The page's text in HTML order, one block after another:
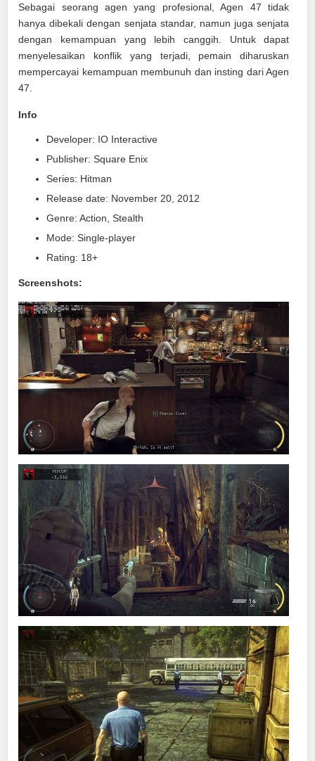
Sebagai seorang agen yang profesional, Agen 47 tidak
hanya dibekali dengan senjata standar, namun juga senjata
dengan kemampuan yang lebih canggih. Untuk dapat
menyelesaikan konflik yang terjadi, pemain diharuskan
mempercayai kemampuan membunuh dan insting dari Agen
47.
Info
Developer: IO Interactive
Publisher: Square Enix
Series: Hitman
Release date: November 20, 2012
Genre: Action, Stealth
Mode: Single-player
Rating: 18+
Screenshots: